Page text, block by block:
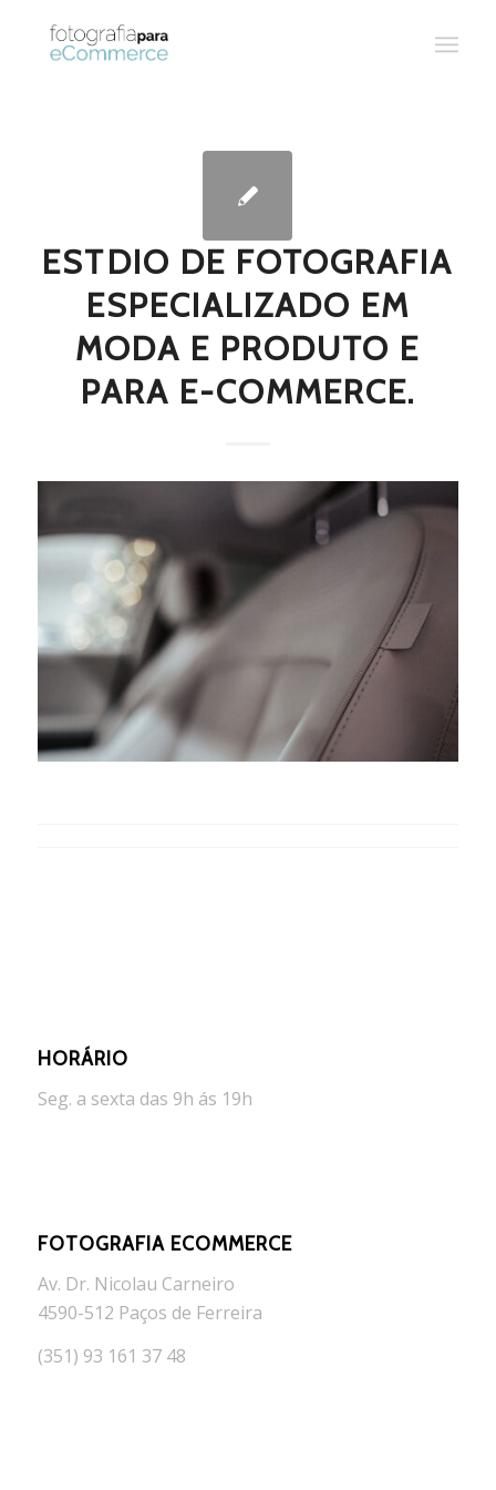
ESTDIO DE FOTOGRAFIA
ESPECIALIZADO EM
MODA E PRODUTO E
PARA E-COMMERCE.
HORÁRIO
Seg. a sexta das 9h ás 19h
FOTOGRAFIA ECOMMERCE
Av. Dr. Nicolau Carneiro
4590-512 Paços de Ferreira
(351) 93 161 37 48